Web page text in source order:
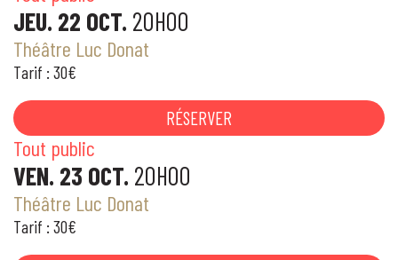
JEU. 22 OCT. 20H00
Théâtre Luc Donat
Tarif : 30€
RÉSERVER
Tout public
VEN. 23 OCT. 20H00
Théâtre Luc Donat
Tarif : 30€